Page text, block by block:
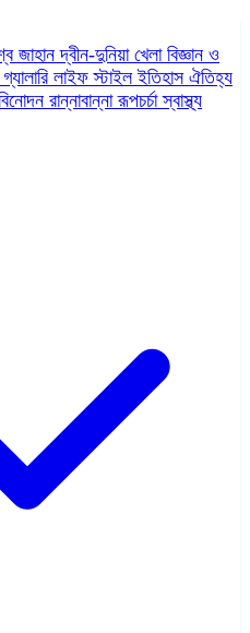
জাহানদ্বীন-দুনিয়া খেলা বিজ্ঞান ও
লাইফ স্টাইলইতিহাস ঐতিহ্য
রান্নাবান্নারূপচর্চাস্বাস্থ্য